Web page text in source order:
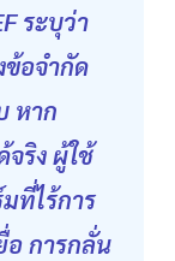
ระบุว่า
ข้อจำกัด
หาก
ริง ผู้ใช้
ที่ไร้การ
อ การกลั่น